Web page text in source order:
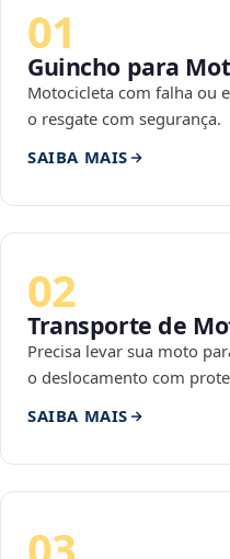
01
Guincho para
Motocicleta com falha ou
o resgate com segurança.
SAIBA MAIS
02
Transporte de
Precisa levar sua moto
o deslocamento com
SAIBA MAIS